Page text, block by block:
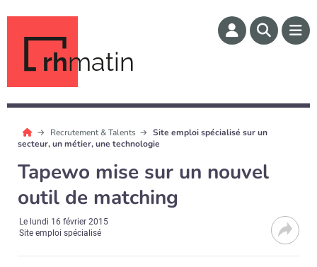
rhmatin
Recrutement & Talents
Site emploi spécialisé sur un
secteur, un métier, une technologie
Tapewo mise sur un nouvel
outil de matching
Le lundi 16 février 2015
Site emploi spécialisé